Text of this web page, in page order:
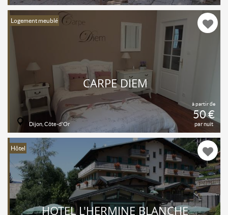
Logement meublé
à partir de
50 €
par nuit
CARPE DIEM
Dijon, Côte-d'Or
Hôtel
HOTEL L'HERMINE BLANCHE